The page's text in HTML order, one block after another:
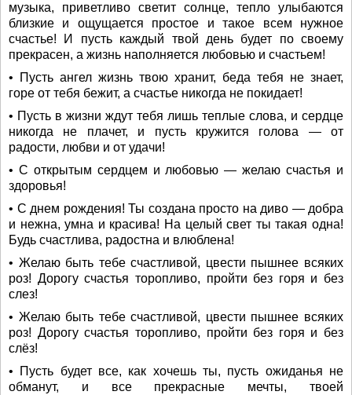
музыка, приветливо светит солнце, тепло улыбаются
близкие и ощущается простое и такое всем нужное
счастье! И пусть каждый твой день будет по своему
прекрасен, а жизнь наполняется любовью и счастьем!
• Пусть ангел жизнь твою хранит, беда тебя не знает,
горе от тебя бежит, а счастье никогда не покидает!
• Пусть в жизни ждут тебя лишь теплые слова, и сердце
никогда не плачет, и пусть кружится голова — от
радости, любви и от удачи!
• С открытым сердцем и любовью — желаю счастья и
здоровья!
• С днем рождения! Ты создана просто на диво — добра
и нежна, умна и красива! На целый свет ты такая одна!
Будь счастлива, радостна и влюблена!
• Желаю быть тебе счастливой, цвести пышнее всяких
роз! Дорогу счастья торопливо, пройти без горя и без
слез!
• Желаю быть тебе счастливой, цвести пышнее всяких
роз! Дорогу счастья торопливо, пройти без горя и без
слёз!
• Пусть будет все, как хочешь ты, пусть ожиданья не
обманут, и все прекрасные мечты, твоей